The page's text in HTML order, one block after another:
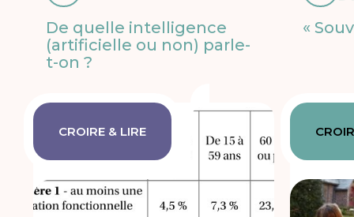
De quelle intelligence
(artificielle ou non) parle-
t-on ?
«
CROIRE & LIRE